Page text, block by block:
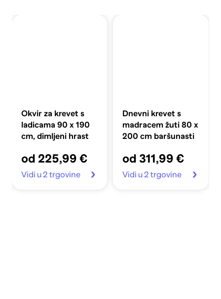
Okvir za krevet s
ladicama 90 x 190
cm, dimljeni hrast
od 225,99 €
Vidi u 2 trgovine
Dnevni krevet s
madracem žuti 80 x
200 cm baršunasti
od 311,99 €
Vidi u 2 trgovine